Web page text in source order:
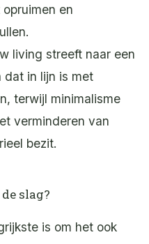
en
living streeft naar een
dat in lijn is met
terwijl minimalisme
verminderen van
bezit.
slag?
is om het ook